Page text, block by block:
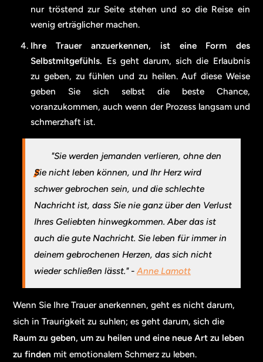
nur tröstend zur Seite stehen und so die Reise ein
wenig erträglicher machen.
Ihre Trauer anzuerkennen, ist eine Form des
Selbstmitgefühls. Es geht darum, sich die Erlaubnis
zu geben, zu fühlen und zu heilen. Auf diese Weise
geben Sie sich selbst die beste Chance,
voranzukommen, auch wenn der Prozess langsam und
schmerzhaft ist.
"Sie werden jemanden verlieren, ohne den
Sie nicht leben können, und Ihr Herz wird
schwer gebrochen sein, und die schlechte
Nachricht ist, dass Sie nie ganz über den Verlust
Ihres Geliebten hinwegkommen. Aber das ist
auch die gute Nachricht. Sie leben für immer in
deinem gebrochenen Herzen, das sich nicht
wieder schließen lässt." - Anne Lamott
Wenn Sie Ihre Trauer anerkennen, geht es nicht darum,
sich in Traurigkeit zu suhlen; es geht darum, sich die
Raum zu geben, um zu heilen und eine neue Art zu leben
zu finden mit emotionalem Schmerz zu leben.